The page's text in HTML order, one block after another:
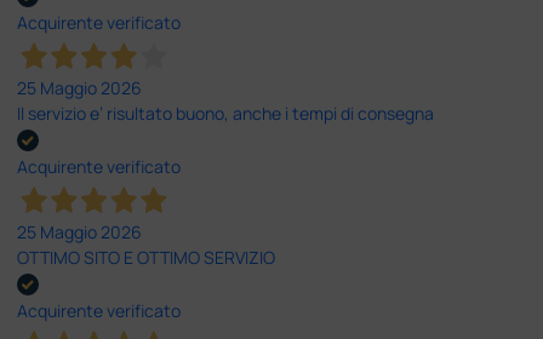
Acquirente verificato
25 Maggio 2026
Il servizio e’ risultato buono, anche i tempi di consegna
Acquirente verificato
25 Maggio 2026
OTTIMO SITO E OTTIMO SERVIZIO
Acquirente verificato